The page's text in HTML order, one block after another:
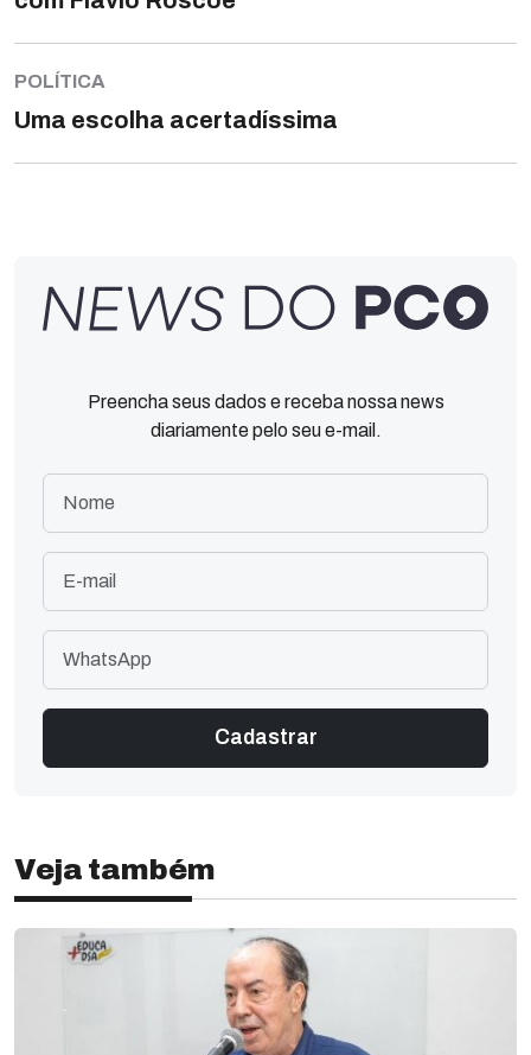
POLÍTICA
Uma escolha acertadíssima
Preencha seus dados e receba nossa news
diariamente pelo seu e-mail.
Veja também